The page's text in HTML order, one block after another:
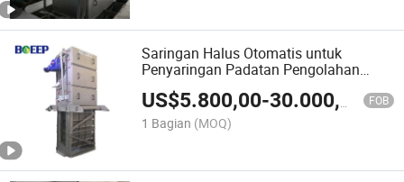
Saringan Halus Otomatis untuk
Penyaringan Padatan Pengolahan
Awal Limbah Kecil
US$5.800,00-30.000,00 FOB
1 Bagian (MOQ)